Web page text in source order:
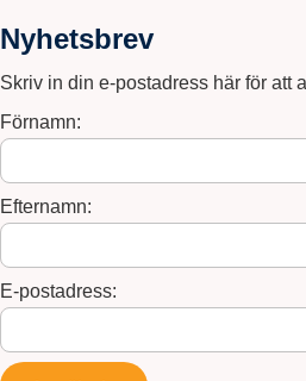
Nyhetsbrev
Skriv in din e-postadress här för att
Förnamn:
Efternamn:
E-postadress: